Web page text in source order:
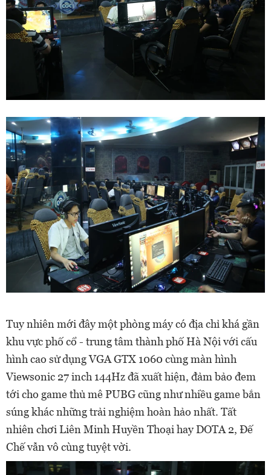
Tuy nhiên mới đây một phòng máy có địa chỉ khá gần
khu vực phố cổ - trung tâm thành phố Hà Nội với cấu
hình cao sử dụng VGA GTX 1060 cùng màn hình
Viewsonic 27 inch 144Hz đã xuất hiện, đảm bảo đem
tới cho game thủ mê PUBG cũng như nhiều game bắn
súng khác những trải nghiệm hoàn hảo nhất. Tất
nhiên chơi Liên Minh Huyền Thoại hay DOTA 2, Đế
Chế vẫn vô cùng tuyệt vời.